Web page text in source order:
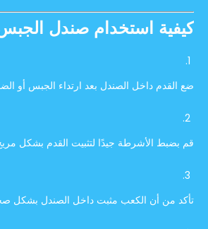
كيفية استخدام صندل
ضع القدم داخل الصندل بعد ارتداء الجبس أو
قم بضبط الأشرطة جيدًا لتثبيت القدم بشكل
تأكد من أن الكعب مثبت داخل الصندل بشكل